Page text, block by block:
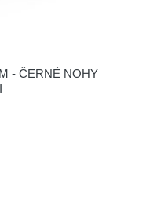
- ČERNÉ NOHY